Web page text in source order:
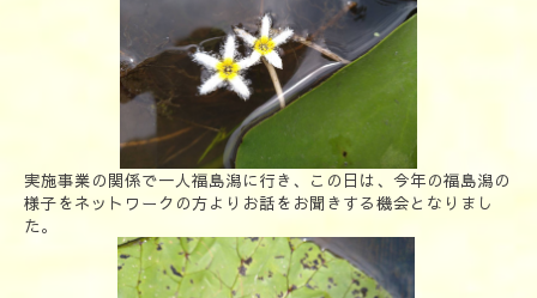
実施事業の関係で一人福島潟に行き、この日は、今年の福島潟の
様子をネットワークの方よりお話をお聞きする機会となりまし
た。